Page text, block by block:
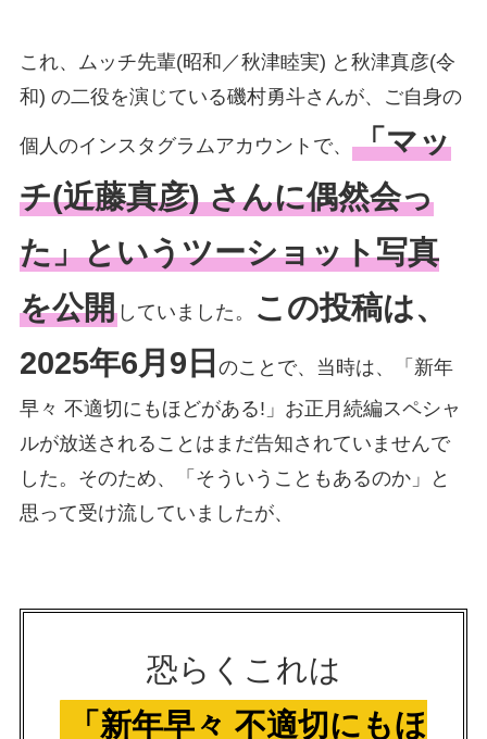
これ、ムッチ先輩(昭和／秋津睦実) と秋津真彦(令
和) の二役を演じている磯村勇斗さんが、ご自身の
個人のインスタグラムアカウントで、 「マッ
チ(近藤真彦) さんに偶然会っ
た」というツーショット写真
を公開していました。
この投稿は、
2025年6月9日 のことで、当時は、「新年
早々 不適切にもほどがある!」お正月続編スペシャ
ルが放送されることはまだ告知されていませんで
した。そのため、「そういうこともあるのか」と
思って受け流していましたが、
恐らくこれは
「新年早々 不適切にもほ